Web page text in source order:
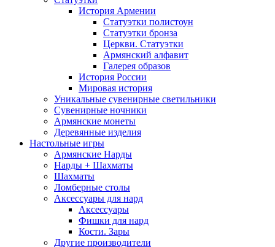
История Армении
Статуэтки полистоун
Статуэтки бронза
Церкви. Статуэтки
Армянский алфавит
Галерея образов
История России
Мировая история
Уникальные сувенирные светильники
Сувенирные ночники
Армянские монеты
Деревянные изделия
Настольные игры
Армянские Нарды
Нарды + Шахматы
Шахматы
Ломберные столы
Аксессуары для нард
Аксессуары
Фишки для нард
Кости. Зары
Другие производители